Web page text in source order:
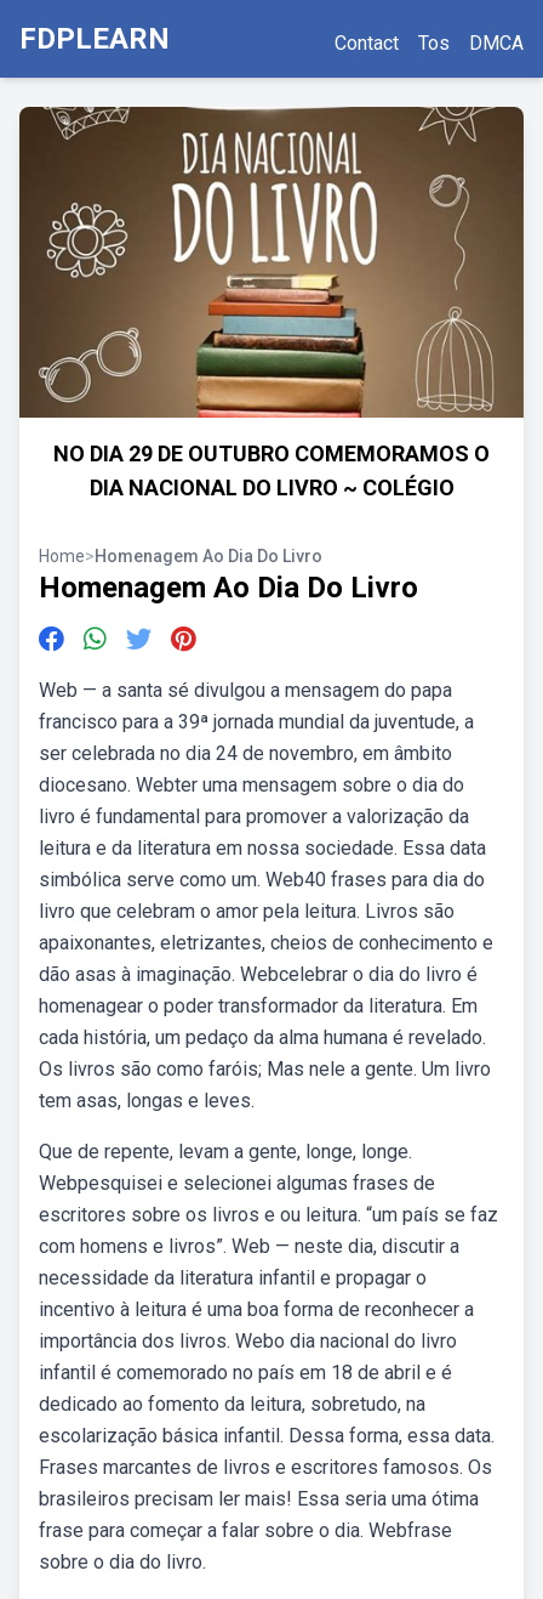
FDPLEARN Contact Tos DMCA
NO DIA 29 DE OUTUBRO COMEMORAMOS O
DIA NACIONAL DO LIVRO ~ COLÉGIO
Home>Homenagem Ao Dia Do Livro
Homenagem Ao Dia Do Livro
Web — a santa sé divulgou a mensagem do papa
francisco para a 39ª jornada mundial da juventude, a
ser celebrada no dia 24 de novembro, em âmbito
diocesano. Webter uma mensagem sobre o dia do
livro é fundamental para promover a valorização da
leitura e da literatura em nossa sociedade. Essa data
simbólica serve como um. Web40 frases para dia do
livro que celebram o amor pela leitura. Livros são
apaixonantes, eletrizantes, cheios de conhecimento e
dão asas à imaginação. Webcelebrar o dia do livro é
homenagear o poder transformador da literatura. Em
cada história, um pedaço da alma humana é revelado.
Os livros são como faróis; Mas nele a gente. Um livro
tem asas, longas e leves.
Que de repente, levam a gente, longe, longe.
Webpesquisei e selecionei algumas frases de
escritores sobre os livros e ou leitura. “um país se faz
com homens e livros”. Web — neste dia, discutir a
necessidade da literatura infantil e propagar o
incentivo à leitura é uma boa forma de reconhecer a
importância dos livros. Webo dia nacional do livro
infantil é comemorado no país em 18 de abril e é
dedicado ao fomento da leitura, sobretudo, na
escolarização básica infantil. Dessa forma, essa data.
Frases marcantes de livros e escritores famosos. Os
brasileiros precisam ler mais! Essa seria uma ótima
frase para começar a falar sobre o dia. Webfrase
sobre o dia do livro.